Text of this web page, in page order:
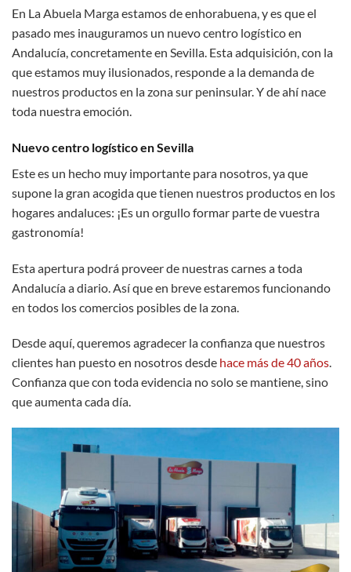
En La Abuela Marga estamos de enhorabuena, y es que el
pasado mes inauguramos un nuevo centro logístico en
Andalucía, concretamente en Sevilla. Esta adquisición, con la
que estamos muy ilusionados, responde a la demanda de
nuestros productos en la zona sur peninsular. Y de ahí nace
toda nuestra emoción.
Nuevo centro logístico en Sevilla
Este es un hecho muy importante para nosotros, ya que
supone la gran acogida que tienen nuestros productos en los
hogares andaluces: ¡Es un orgullo formar parte de vuestra
gastronomía!
Esta apertura podrá proveer de nuestras carnes a toda
Andalucía a diario. Así que en breve estaremos funcionando
en todos los comercios posibles de la zona.
Desde aquí, queremos agradecer la confianza que nuestros
clientes han puesto en nosotros desde hace más de 40 años.
Confianza que con toda evidencia no solo se mantiene, sino
que aumenta cada día.